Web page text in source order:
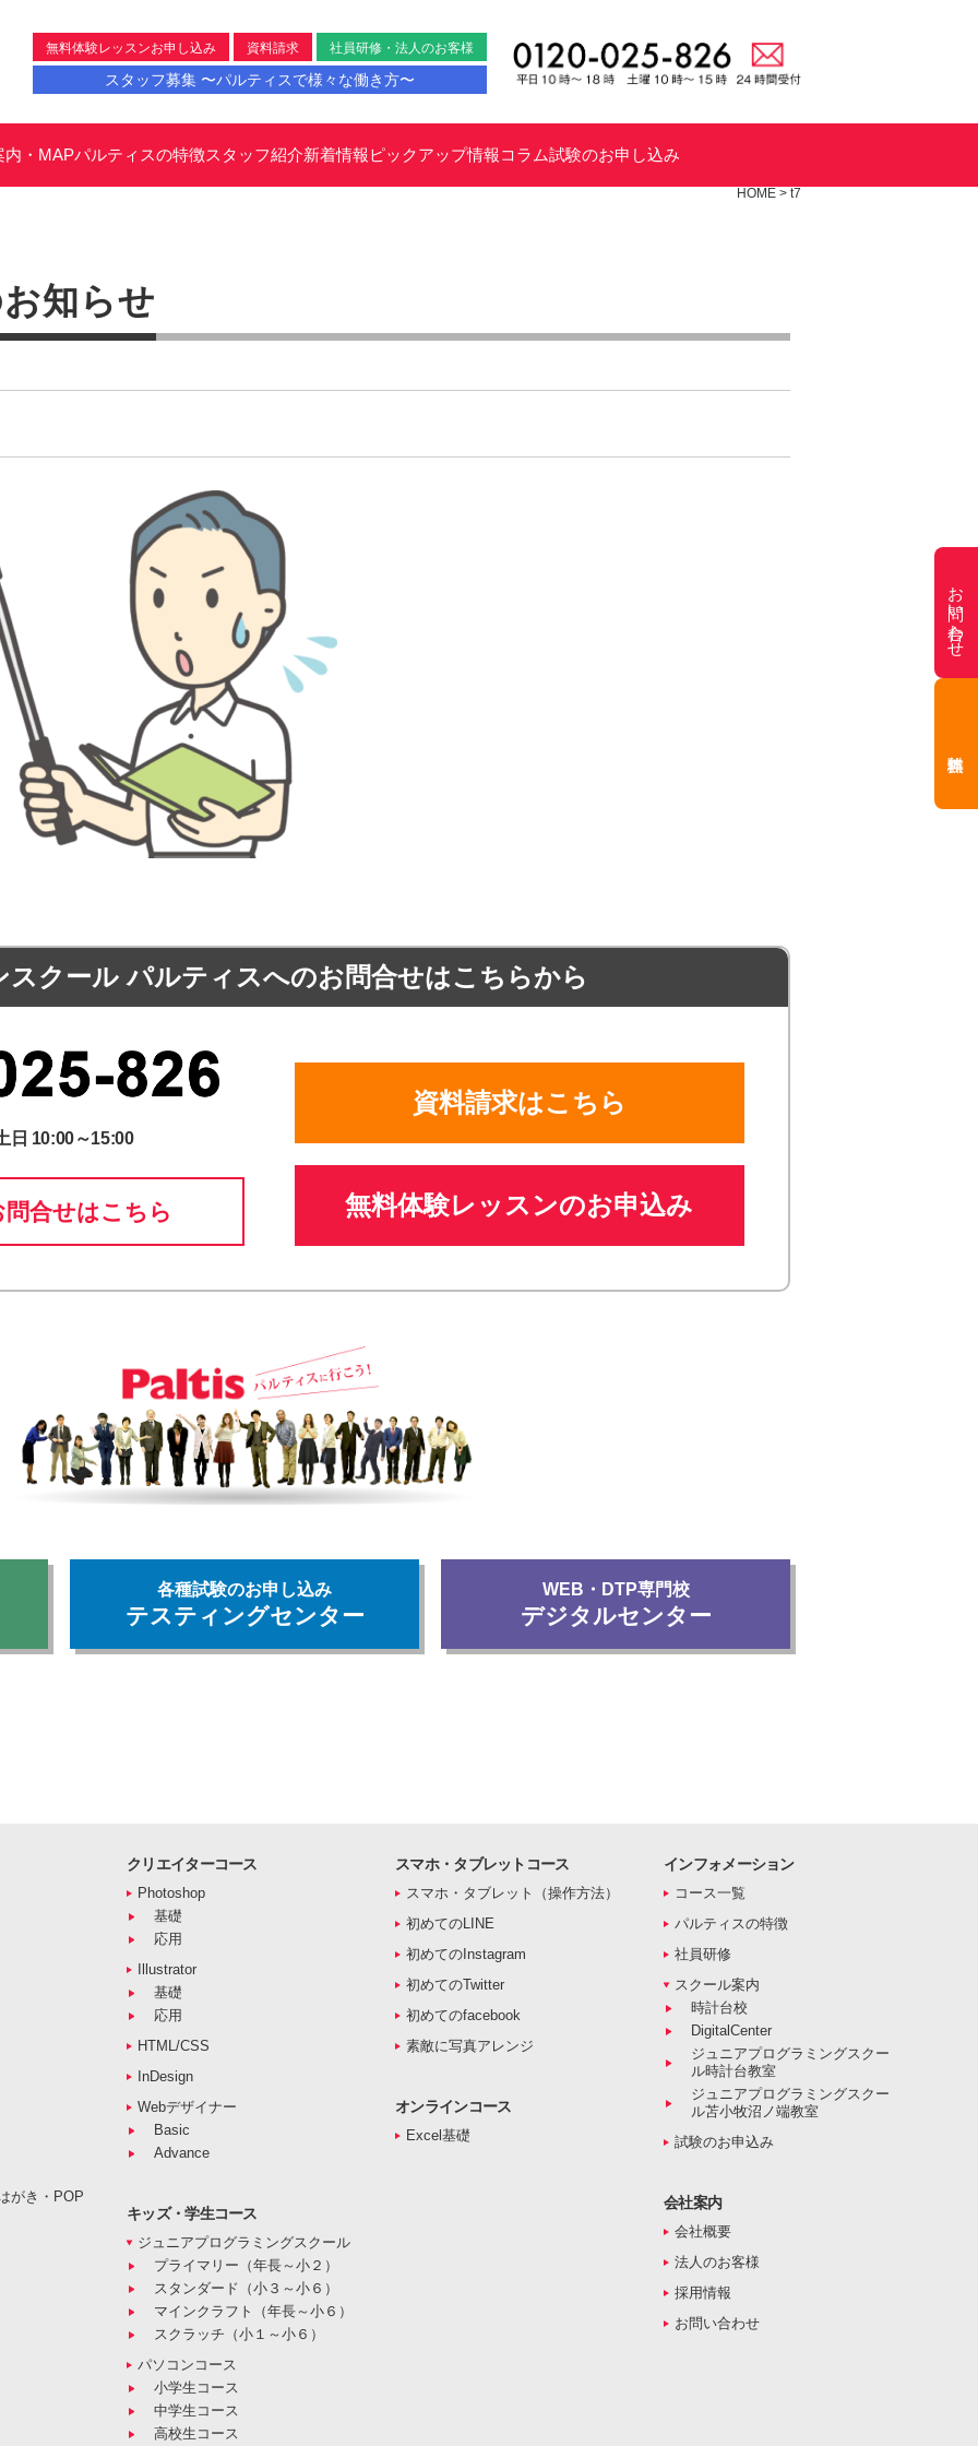
無料体験レッスンお申し込み 資料請求 社員研修・法人のお客様
スタッフ募集 〜パルティスで様々な働き方〜
内・MAPパルティスの特徴スタッフ紹介新着情報ピックアップ情報コラム試験のお申し込み
HOME > t7
知らせ
スクール パルティスへのお問合せはこちらから
日 10:00～15:00
合せはこちら
資料請求はこちら
無料体験レッスンのお申込み
各種試験のお申し込み
テスティングセンター
WEB・DTP専門校
デジタルセンター
がき・POP
クリエイターコース
Photoshop
基礎
応用
Illustrator
基礎
応用
HTML/CSS
InDesign
Webデザイナー
Basic
Advance
キッズ・学生コース
ジュニアプログラミングスクール
プライマリー（年長～小２）
スタンダード（小３～小６）
マインクラフト（年長～小６）
スクラッチ（小１～小６）
パソコンコース
小学生コース
中学生コース
高校生コース
スマホ・タブレットコース
スマホ・タブレット（操作方法）
初めてのLINE
初めてのInstagram
初めてのTwitter
初めてのfacebook
素敵に写真アレンジ
オンラインコース
Excel基礎
インフォメーション
コース一覧
パルティスの特徴
社員研修
スクール案内
時計台校
DigitalCenter
ジュニアプログラミングスクー
ル時計台教室
ジュニアプログラミングスクー
ル苫小牧沼ノ端教室
試験のお申込み
会社案内
会社概要
法人のお客様
採用情報
お問い合わせ
お問い合わせ